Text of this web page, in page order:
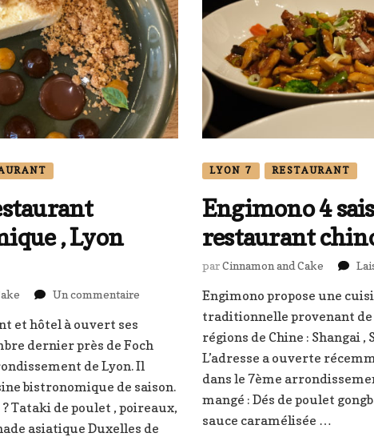
, Lyon
Un commentaire
bistronomique
,
6ème
et hôtel à ouvert ses
dernier près de Foch
de Lyon. Il
bistronomique de saison.
? Tataki de poulet , poireaux,
asiatique Duxelles de
LYON 7 RESTAURANT
Engimono 4
restaurant
parCinnamon and Cake
Engimono propose une
traditionnelle provenant
régions de Chine : Shangai ,
L’adresse a ouverte
dans le 7ème
mangé : Dés de poulet
sauce caramélisée …